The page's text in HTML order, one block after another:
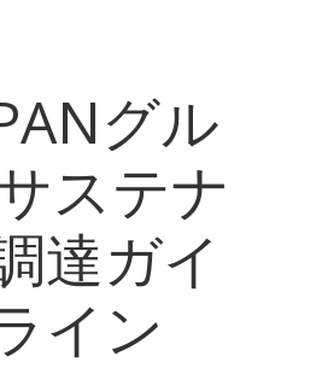
グル
ステナ
達ガイ
イン